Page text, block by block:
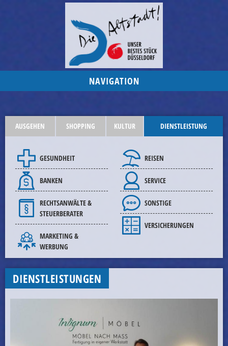
NAVIGATION
AUSGEHEN SHOPPING KULTUR DIENSTLEISTUNG
GESUNDHEIT
BANKEN
RECHTSANWÄLTE &
STEUERBERATER
MARKETING &
WERBUNG
REISEN
SERVICE
SONSTIGE
VERSICHERUNGEN
DIENSTLEISTUNGEN